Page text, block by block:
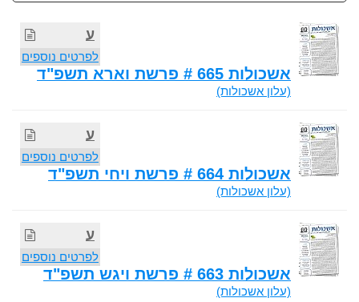
ע
לפרטים נוספים
אשכולות 665 # פרשת וארא תשפ"ד
(עלון אשכולות)
ע
לפרטים נוספים
אשכולות 664 # פרשת ויחי תשפ"ד
(עלון אשכולות)
ע
לפרטים נוספים
אשכולות 663 # פרשת ויגש תשפ"ד
(עלון אשכולות)